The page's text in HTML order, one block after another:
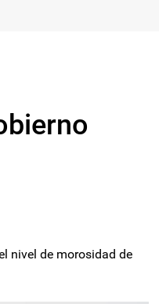
nivel de morosidad de